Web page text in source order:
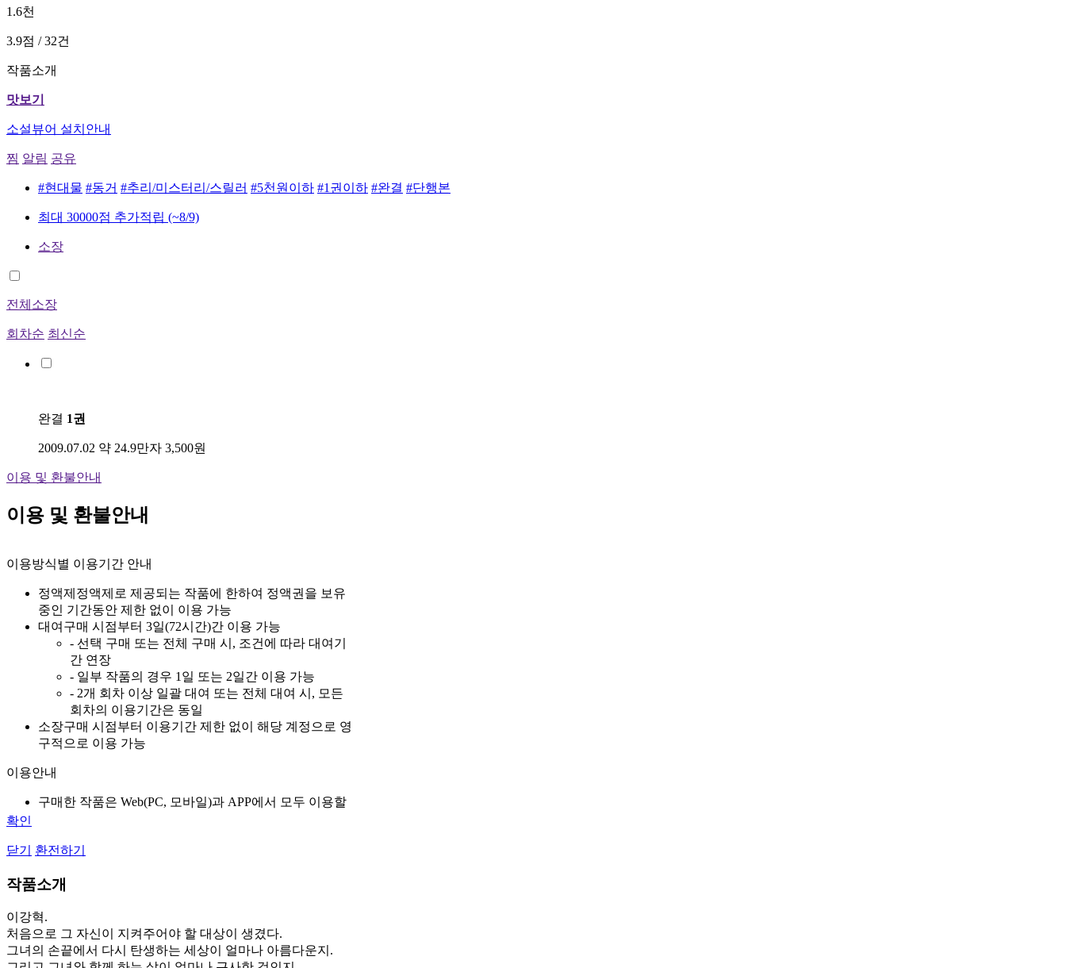
1.6천
3.9점 / 32건
작품소개
맛보기
소설뷰어 설치안내
찜 알림 공유
#현대물 #동거 #추리/미스터리/스릴러 #5천원이하 #1권이하 #완결 #단행본
최대 30000점 추가적립 (~8/9)
소장
전체소장
회차순 최신순
완결 1권
2009.07.02 약 24.9만자 3,500원
이용 및 환불안내
이용 및 환불안내
이용방식별 이용기간 안내
정액제 정액제로 제공되는 작품에 한하여 정액권을 보유
중인 기간동안 제한 없이 이용 가능
대여 구매 시점부터 3일(72시간)간 이용 가능
- 선택 구매 또는 전체 구매 시, 조건에 따라 대여기
간 연장
- 일부 작품의 경우 1일 또는 2일간 이용 가능
- 2개 회차 이상 일괄 대여 또는 전체 대여 시, 모든
회차의 이용기간은 동일
소장구매 시점부터 이용기간 제한 없이 해당 계정으로 영
구적으로 이용 가능
이용안내
구매한 작품은 Web(PC, 모바일)과 APP에서 모두 이용할
닙니다.
환불안내
구매 후 7일 이내에, 뷰어를 오픈하지 않은 경우 환불 가능
합니다.
전체구매는 구매 후 7일 이내에, 1개 회차도 뷰어를 오픈
하지 않은 경우 환불 가능합니다.
확인
닫기 환전하기
작품소개
이강혁.
처음으로 그 자신이 지켜주어야 할 대상이 생겼다.
그녀의 손끝에서 다시 탄생하는 세상이 얼마나 아름다운지.